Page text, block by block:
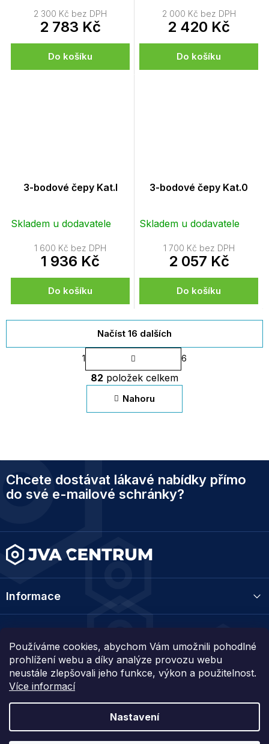
Používáme cookies, abychom Vám umožnili pohodlné
prohlížení webu a díky analýze provozu webu
neustále zlepšovali jeho funkce, výkon a použitelnost.
Více informací
Nastavení
2 300 Kč bez DPH
2 783 Kč
Do košíku
2 000 Kč bez DPH
2 420 Kč
Do košíku
3-bodové čepy Kat.I
Skladem u dodavatele
1 600 Kč bez DPH
1 936 Kč
Do košíku
3-bodové čepy Kat.0
Skladem u dodavatele
1 700 Kč bez DPH
2 057 Kč
Do košíku
O
v
l
á
d
p
r
v
k
ý
i
u
Načíst 16 dalších
S
t
r
á
n
k
o
1 6
82 položek celkem
Nahoru
p
í
Chcete dostávat lákavé nabídky přímo
do své e-mailové schránky?
Informace
Kontakt
Vytvořil Shoptet